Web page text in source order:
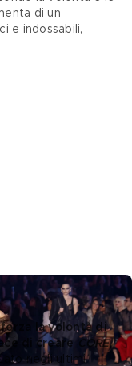
di un
e indossabili,
forza la volontà di
di creare
CORE,
negli ultimi